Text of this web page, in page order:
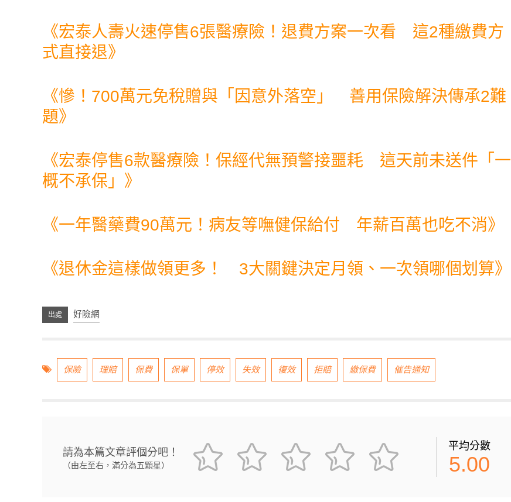
《宏泰人壽火速停售6張醫療險！退費方案一次看 這2種繳費方
式直接退》
《慘！700萬元免稅贈與「因意外落空」 善用保險解決傳承2難
題》
《宏泰停售6款醫療險！保經代無預警接噩耗 這天前未送件「一
概不承保」 》
《一年醫藥費90萬元！病友等嘸健保給付 年薪百萬也吃不消》
《退休金這樣做領更多！ 3大關鍵決定月領、一次領哪個划算》
好險網
保險 理賠 保費 保單 停效 失效 復效 拒賠 繳保費 催告通知
請為本篇文章評個分吧！
（由左至右，滿分為五顆星）
平均分數
5.00